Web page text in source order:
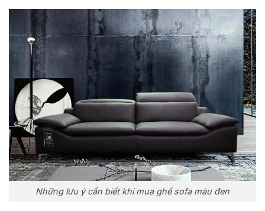
Những lưu ý cần biết khi mua ghế sofa màu đen